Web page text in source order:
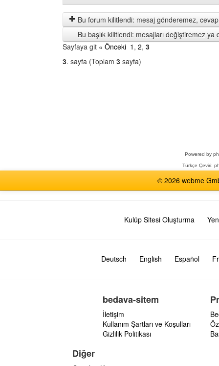
mesajları
göster
by
Bu forum kilitlendi: mesaj gönderemez,
Bu başlık kilitlendi: mesajları değiştiremez ya
Sayfaya git « Önceki 1 , 2, 3
3. sayfa (Toplam 3 sayfa)
Powered by
Türkçe Çeviri:
© 2026 webme
Kulüp Sitesi Oluşturma
Deutsch English Español
bedava-sitem
İletişim
Kullanım Şartları ve Koşulları
Gizlilik Politikası
Diğer